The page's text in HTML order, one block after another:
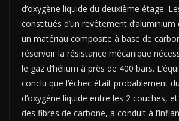
d’oxygène liquide du deuxième étage.
constitués d’un revêtement
un matériau composite à base de
réservoir la résistance mécanique
le gaz d’hélium à près de 400 bars.
conclu que l’échec était probablement
d’oxygène liquide entre les 2 couches,
des fibres de carbone, a conduit à